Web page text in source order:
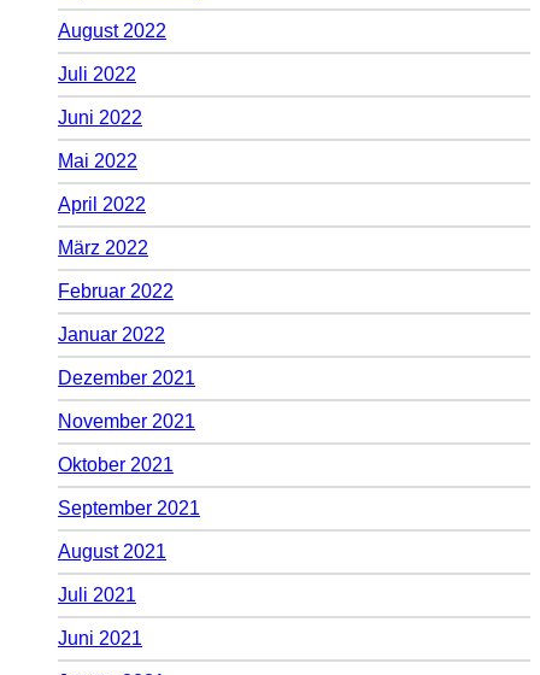
August 2022
Juli 2022
Juni 2022
Mai 2022
April 2022
März 2022
Februar 2022
Januar 2022
Dezember 2021
November 2021
Oktober 2021
September 2021
August 2021
Juli 2021
Juni 2021